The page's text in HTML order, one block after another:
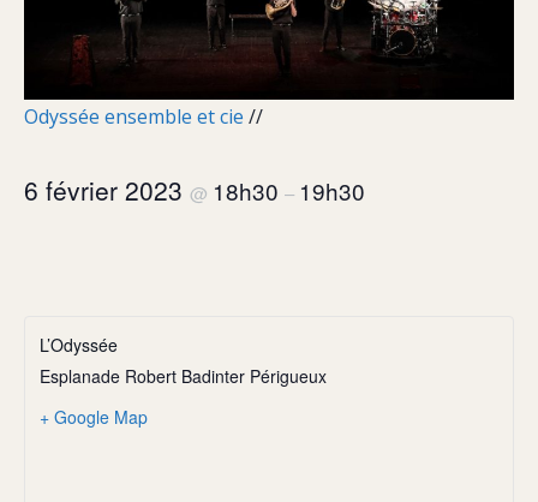
Odyssée ensemble et cie //
6 février 2023 @ 18h30 – 19h30
L’Odyssée
Esplanade Robert Badinter Périgueux
+ Google Map